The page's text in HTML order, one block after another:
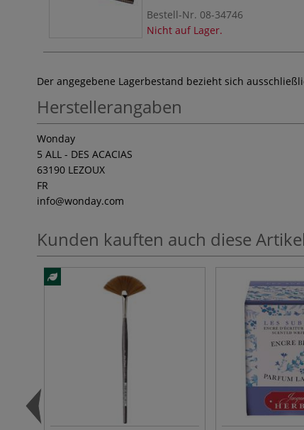
Bestell-Nr. 08-34746
Nicht auf Lager.
Der angegebene Lagerbestand bezieht sich
Herstellerangaben
Wonday
5 ALL - DES ACACIAS
63190 LEZOUX
FR
info@wonday.com
Kunden kauften auch diese Artikel